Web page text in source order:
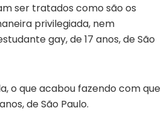
ser tratados como são os
privilegiada, nem
gay, de 17 anos, de São
o que acabou fazendo com que
de São Paulo.